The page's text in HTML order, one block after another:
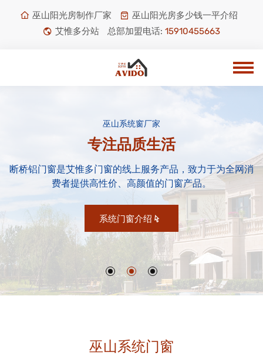
巫山阳光房制作厂家
巫山阳光房多少钱一平介绍
艾惟多分站
总部加盟电话: 15910455663
巫山系统窗厂家
专注品质生活
断桥铝门窗是艾惟多门窗的线上服务产品，致力于为全网消
费者提供高性价、高颜值的门窗产品。
系统门窗介绍
巫山系统门窗